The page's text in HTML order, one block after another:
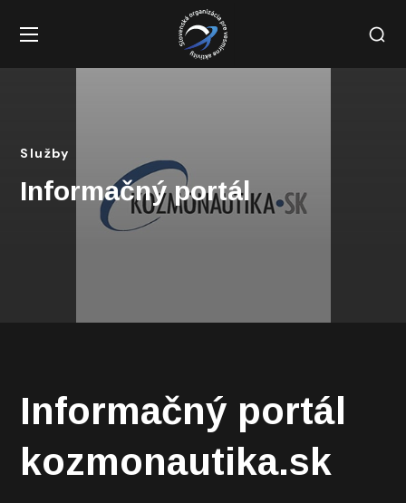
Služby
Informačný portál
Informačný portál
kozmonautika.sk